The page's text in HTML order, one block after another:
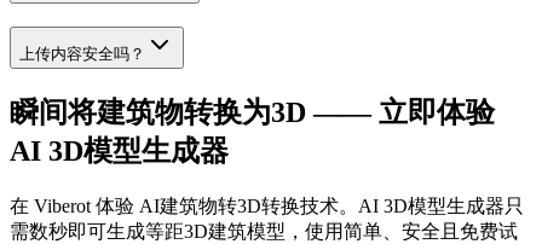
上传内容安全吗？
瞬间将建筑物转换为3D —— 立即体验
AI 3D模型生成器
在 Viberot 体验 AI建筑物转3D转换技术。AI 3D模型生成器只
需数秒即可生成等距3D建筑模型，使用简单、安全且免费试